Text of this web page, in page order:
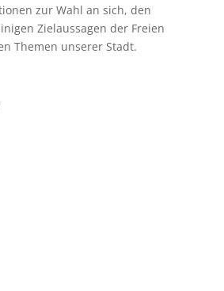
zur Wahl an sich, den
Zielaussagen der Freien
Themen unserer Stadt.